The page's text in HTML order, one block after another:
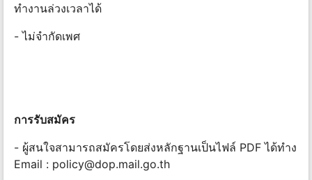
ทำงานล่วงเวลาได้
- ไม่จำกัดเพศ
การรับสมัคร
- ผู้สนใจสามารถสมัครโดยส่งหลักฐานเป็นไฟล์ PDF ได้ทำง
Email : policy@dop.mail.go.th